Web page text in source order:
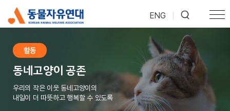
ENG
활동
동네고양이 공존
우리의 작은 이웃 동네고양이의
내일이 더 따뜻하고 행복할 수 있도록